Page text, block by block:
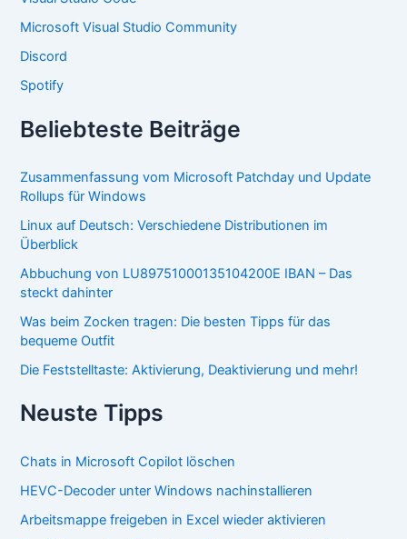
h
:
Microsoft Visual Studio Community
Discord
Spotify
Beliebteste Beiträge
Zusammenfassung vom Microsoft Patchday und Update
Rollups für Windows
Linux auf Deutsch: Verschiedene Distributionen im
Überblick
Abbuchung von LU89751000135104200E IBAN – Das
steckt dahinter
Was beim Zocken tragen: Die besten Tipps für das
bequeme Outfit
Die Feststelltaste: Aktivierung, Deaktivierung und mehr!
Neuste Tipps
Chats in Microsoft Copilot löschen
HEVC-Decoder unter Windows nachinstallieren
Arbeitsmappe freigeben in Excel wieder aktivieren